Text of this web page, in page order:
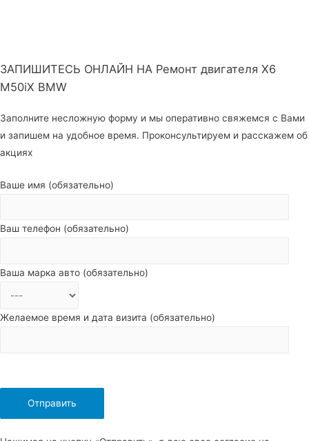
ЗАПИШИТЕСЬ ОНЛАЙН НА Ремонт двигателя X6
M50iX BMW
Заполните несложную форму и мы оперативно свяжемся с Вами
и запишем на удобное время. Проконсультируем и расскажем об
акциях
Ваше имя (обязательно)
Ваш телефон (обязательно)
Ваша марка авто (обязательно)
Желаемое время и дата визита (обязательно)